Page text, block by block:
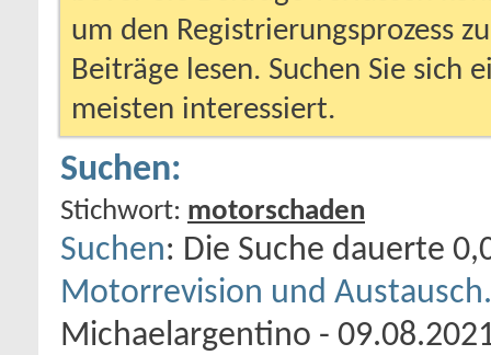
um den Registrierungsprozess
Beiträge lesen. Suchen Sie sich
meisten interessiert.
Suchen:
Stichwort: motorschaden
Suchen: Die Suche dauerte
Motorrevision und Austausch.
Michaelargentino -